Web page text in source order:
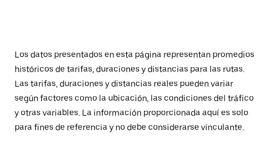
Los datos presentados en esta página representan promedios
históricos de tarifas, duraciones y distancias para las rutas.
Las tarifas, duraciones y distancias reales pueden variar
según factores como la ubicación, las condiciones del tráfico
y otras variables. La información proporcionada aquí es solo
para fines de referencia y no debe considerarse vinculante.